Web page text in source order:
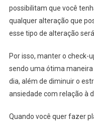
possibilitam que você
qualquer alteração que
esse tipo de alteração
Por isso, manter o check-
sendo uma ótima
dia, além de diminuir o
ansiedade com relação à
Quando você quer fazer